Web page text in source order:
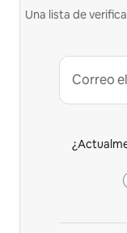
Una lista de
Correo